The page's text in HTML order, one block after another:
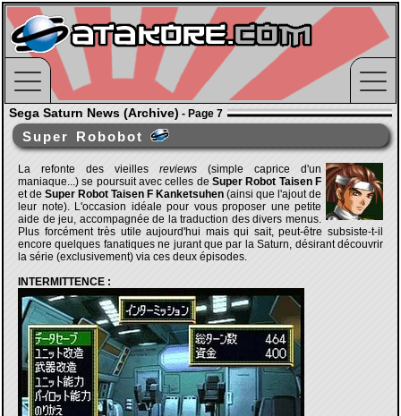
Sega Saturn News (Archive) - Page 7
Super Robobot
La refonte des vieilles reviews (simple caprice d'un
maniaque...) se poursuit avec celles de Super Robot Taisen F
et de Super Robot Taisen F Kanketsuhen (ainsi que l'ajout de
leur note). L'occasion idéale pour vous proposer une petite
aide de jeu, accompagnée de la traduction des divers menus.
Plus forcément très utile aujourd'hui mais qui sait, peut-être subsiste-t-il
encore quelques fanatiques ne jurant que par la Saturn, désirant découvrir
la série (exclusivement) via ces deux épisodes.
INTERMITTENCE :